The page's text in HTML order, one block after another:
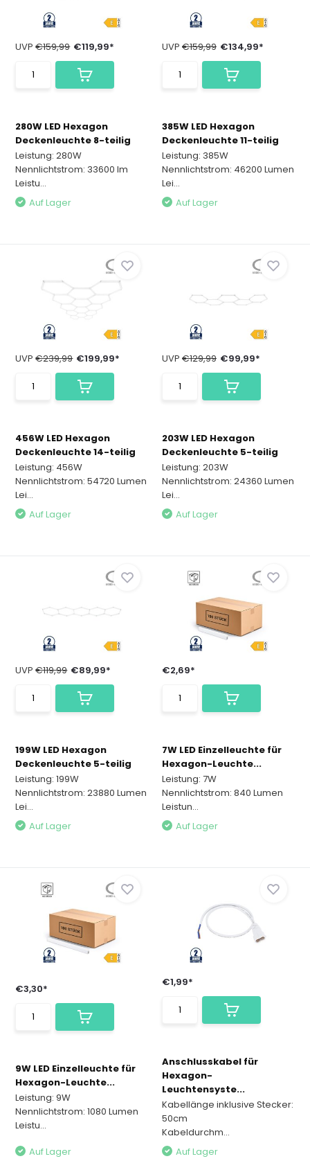
UVP€159,99 €119,99*
280W LED Hexagon
Deckenleuchte 8-teilig
Leistung: 280W
Nennlichtstrom: 33600 lm
Leistu...
Auf Lager
UVP €159,99 €134,99*
385W LED Hexagon
Deckenleuchte 11-teilig
Leistung: 385W
Nennlichtstrom: 46200 Lumen
Lei...
Auf Lager
UVP€239,99 €199,99*
456W LED Hexagon
Deckenleuchte 14-teilig
Leistung: 456W
Nennlichtstrom: 54720 Lumen
Lei...
Auf Lager
UVP €129,99 €99,99*
203W LED Hexagon
Deckenleuchte 5-teilig
Leistung: 203W
Nennlichtstrom: 24360 Lumen
Lei...
Auf Lager
UVP€119,99 €89,99*
199W LED Hexagon
Deckenleuchte 5-teilig
Leistung: 199W
Nennlichtstrom: 23880 Lumen
Lei...
Auf Lager
€2,69*
7W LED Einzelleuchte für
Hexagon-Leuchte...
Leistung: 7W
Nennlichtstrom: 840 Lumen
Leistun...
Auf Lager
€3,30*
9W LED Einzelleuchte für
Hexagon-Leuchte...
Leistung: 9W
Nennlichtstrom: 1080 Lumen
Leistu...
Auf Lager
€1,99*
Anschlusskabel für
Hexagon-
Leuchtensyste...
Kabellänge inklusive Stecker:
50cm
Kabeldurchm...
Auf Lager